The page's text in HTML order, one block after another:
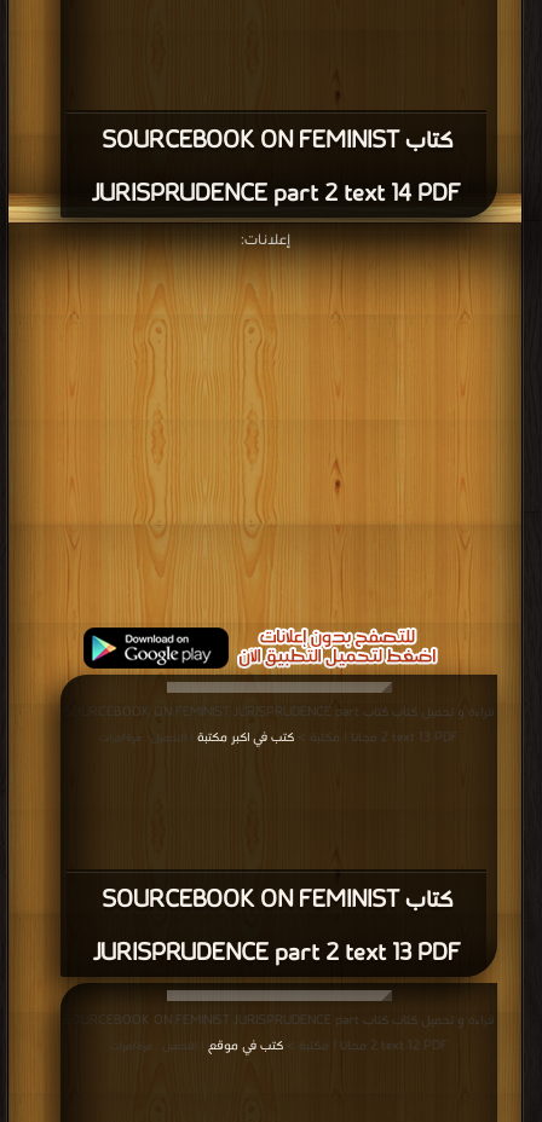
كتاب SOURCEBOOK ON FEMINIST
JURISPRUDENCE part 2 text 14 PDF
إعلانات:
كتاب SOURCEBOOK ON FEMINIST
JURISPRUDENCE part 2 text 13 PDF
قراءة و تحميل كتاب كتاب SOURCEBOOK ON FEMINIST JURISPRUDENCE part
2 text 13 PDF مجانا | مكتبة >
كتب في اكبر مكتبة | التحميل : مرة/مرات
قراءة و تحميل كتاب كتاب SOURCEBOOK ON FEMINIST JURISPRUDENCE part
2 text 12 PDF مجانا | مكتبة >
كتب في موقع | التحميل : مرة/مرات